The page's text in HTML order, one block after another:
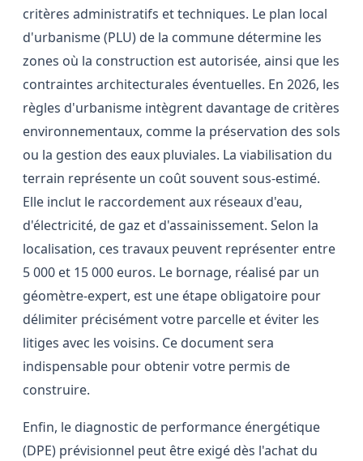
critères administratifs et techniques. Le plan local
d'urbanisme (PLU) de la commune détermine les
zones où la construction est autorisée, ainsi que les
contraintes architecturales éventuelles. En 2026, les
règles d'urbanisme intègrent davantage de critères
environnementaux, comme la préservation des sols
ou la gestion des eaux pluviales. La viabilisation du
terrain représente un coût souvent sous-estimé.
Elle inclut le raccordement aux réseaux d'eau,
d'électricité, de gaz et d'assainissement. Selon la
localisation, ces travaux peuvent représenter entre
5 000 et 15 000 euros. Le bornage, réalisé par un
géomètre-expert, est une étape obligatoire pour
délimiter précisément votre parcelle et éviter les
litiges avec les voisins. Ce document sera
indispensable pour obtenir votre permis de
construire.
Enfin, le diagnostic de performance énergétique
(DPE) prévisionnel peut être exigé dès l'achat du